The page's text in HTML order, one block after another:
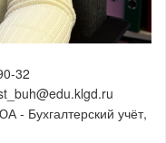
32
- Бухгалтерский учёт,